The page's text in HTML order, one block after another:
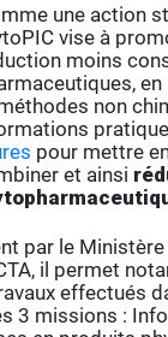
une action
vise à
moins
non
pour mettre
et ainsi
par le
il permet
effectués
3 missions :